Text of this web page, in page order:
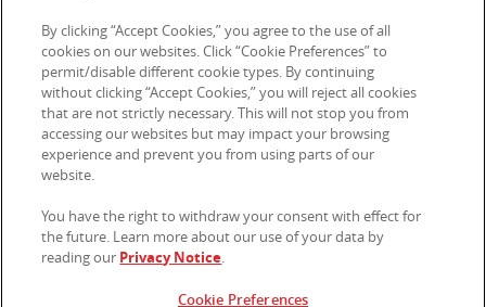
By clicking “Accept Cookies,” you agree to the use of all
cookies on our websites. Click “Cookie Preferences” to
permit/disable different cookie types. By continuing
without clicking “Accept Cookies,” you will reject all cookies
that are not strictly necessary. This will not stop you from
accessing our websites but may impact your browsing
experience and prevent you from using parts of our
website.
You have the right to withdraw your consent with effect for
the future. Learn more about our use of your data by
reading our Privacy Notice.
Cookie Preferences